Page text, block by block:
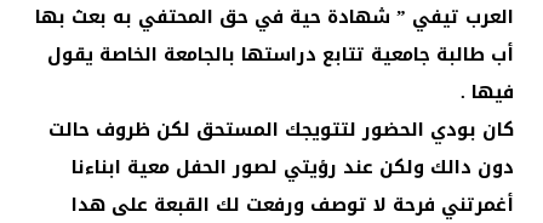
العرب تيفي ” شهادة حية في حق المحتفي به بعث بها
أب طالبة جامعية تتابع دراستها بالجامعة الخاصة يقول
فيها .
كان بودي الحضور لتتويجك المستحق لكن ظروف حالت
دون دالك ولكن عند رؤيتي لصور الحفل معية ابناءنا
أغمرتني فرحة لا توصف ورفعت لك القبعة على هدا